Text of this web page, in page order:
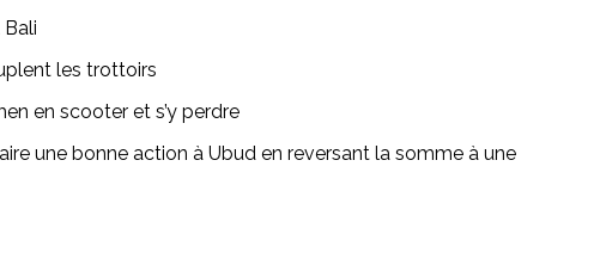
Bali
les trottoirs
en scooter et s’y perdre
une bonne action à Ubud en reversant la somme à une